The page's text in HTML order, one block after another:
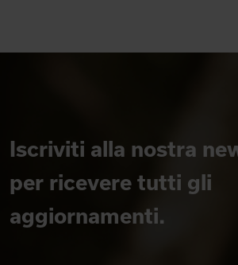
Iscriviti alla nostra
per ricevere tutti gli
aggiornamenti.